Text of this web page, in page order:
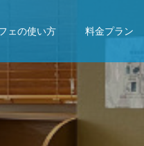
ェの使い方 料金プラン